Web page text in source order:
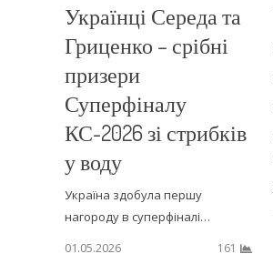
Українці Середа та
Гриценко – срібні
призери
Суперфіналу
КС-2026 зі стрибків
у воду
Україна здобула першу
нагороду в суперфіналі…
01.05.2026
161